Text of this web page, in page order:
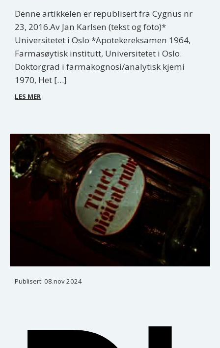
Denne artikkelen er republisert fra Cygnus nr
23, 2016.Av Jan Karlsen (tekst og foto)*
Universitetet i Oslo *Apotekereksamen 1964,
Farmasøytisk institutt, Universitetet i Oslo.
Doktorgrad i farmakognosi/analytisk kjemi
1970, Het […]
LES MER
Publisert: 08.nov 2024